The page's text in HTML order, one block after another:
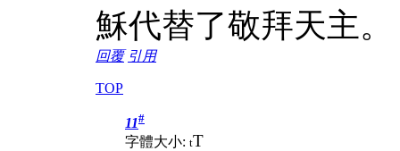
穌代替了敬拜天主。
回覆 引用
TOP
11#
字體大小: tT